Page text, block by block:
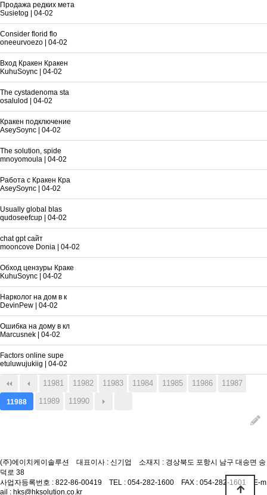
Продажа редких мета
Susietog
04-02
Consider florid flo
oneeurvoezo
04-02
Вход Кракен Кракен
KuhuSoync
04-02
The cystadenoma sta
osalulod
04-02
Кракен подключение
AseySoync
04-02
The solution, spide
mnoyomoula
04-02
Работа с Кракен Кра
AseySoync
04-02
Usually global blas
qudoseefcup
04-02
chat gpt сайт
mooncove Donia
04-02
Обход цензуры Краке
KuhuSoync
04-02
Нарколог на дом в к
DevinPew
04-02
Ошибка на дому в кл
Marcusnek
04-02
Factors online supe
etuluwujukiig
04-02
11981 11982 11983 11984 11985 11986 11987
11988 11989 11990
(주)에이치케이솔루션 대표이사 : 신기업
소재지 : 경상북도 포항시 남구 대송면 송
덕로 38
사업자등록번호 : 822-86-00419
TEL : 054-282-1600 FAX : 054-282-1601
E-m
ail : hks@hksolution.co.kr